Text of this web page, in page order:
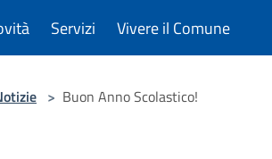
Servizi Vivere il Comune
> Buon Anno Scolastico!